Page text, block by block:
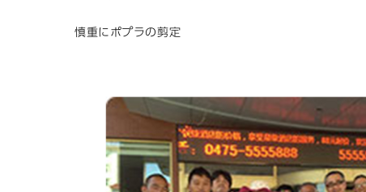
慎重にポプラの剪定